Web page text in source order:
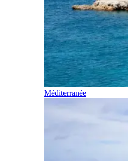
Méditerranée